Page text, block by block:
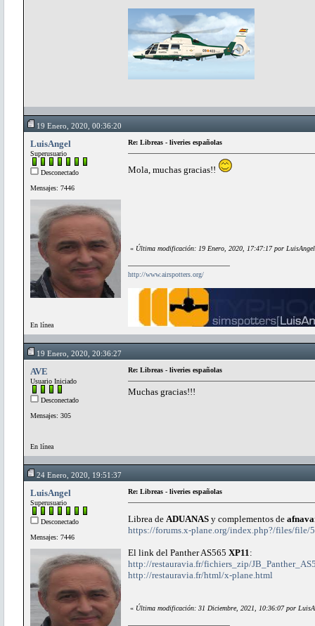
19 Enero, 2020, 00:36:20
LuisAngel
Superusuario
Desconectado
Mensajes: 7446
En línea
Re: Libreas - liveries españolas
Mola, muchas gracias!!
« Última modificación: 19 Enero, 2020, 17:47:17 por LuisAngel
http://www.airspotters.org/
19 Enero, 2020, 20:36:27
AVE
Usuario Iniciado
Desconectado
Mensajes: 305
En línea
Re: Libreas - liveries españolas
Muchas gracias!!!
24 Enero, 2020, 19:51:37
LuisAngel
Superusuario
Desconectado
Mensajes: 7446
Re: Libreas - liveries españolas
Librea de ADUANAS y complementos de
https://forums.x-plane.org/index.php?/files/file/
El link del Panther AS565 XP11 :
http://restauravia.fr/fichiers_zip/
http://restauravia.fr/html/x-plane.html
« Última modificación: 31 Diciembre, 2021, 10:36:07 por